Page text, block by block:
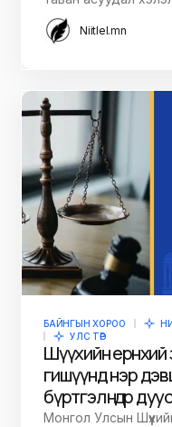
Niitlel.mn
БАЙНГЫН ХОРОО
УЛС ТӨР
Шүүхийн ерөнхий
гишүүнд нэр
бүртгэл өнөөдөр
Монгол Улсын